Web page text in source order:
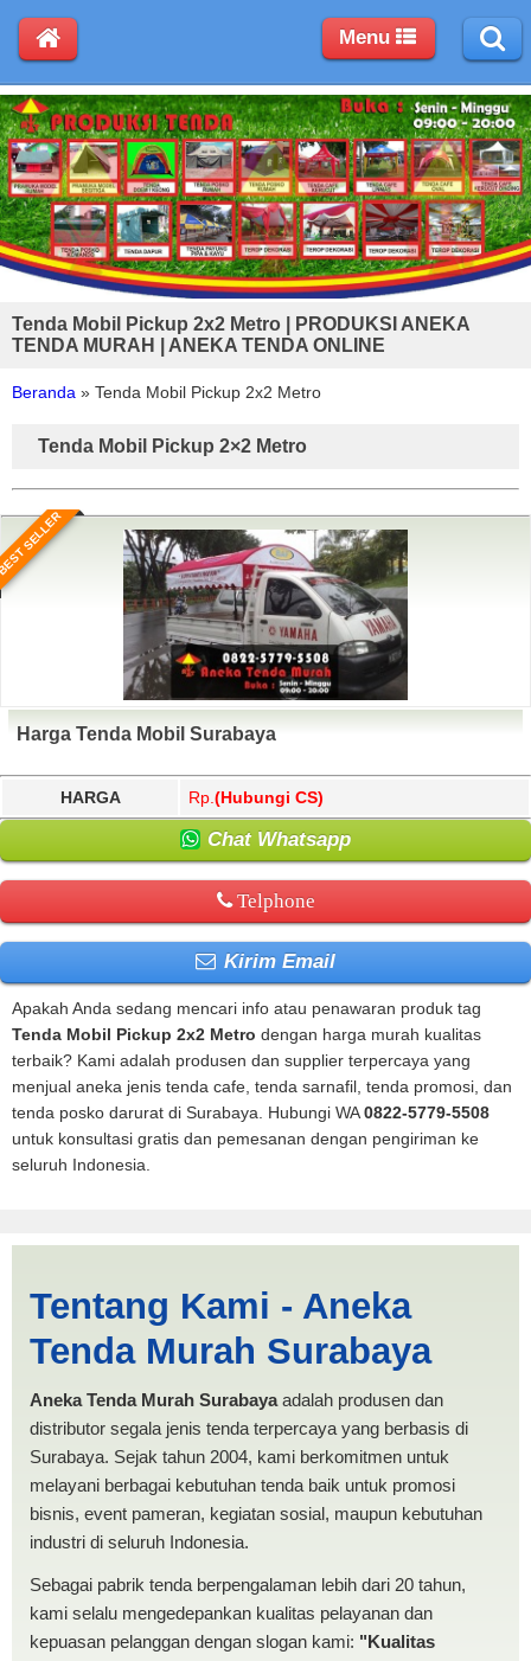
Tenda Mobil Pickup 2x2 Metro | PRODUKSI ANEKA
TENDA MURAH | ANEKA TENDA ONLINE
Beranda » Tenda Mobil Pickup 2x2 Metro
Tenda Mobil Pickup 2×2 Metro
SELLER
Harga Tenda Mobil Surabaya
HARGA Rp. (Hubungi CS)
Chat Whatsapp
Telphone
Kirim Email
Apakah Anda sedang mencari info atau penawaran produk tag
Tenda Mobil Pickup 2x2 Metro dengan harga murah kualitas
terbaik? Kami adalah produsen dan supplier terpercaya yang
menjual aneka jenis tenda cafe, tenda sarnafil, tenda promosi, dan
tenda posko darurat di Surabaya. Hubungi WA0822-5779-5508
untuk konsultasi gratis dan pemesanan dengan pengiriman ke
seluruh Indonesia.
Metro | PRODUKSI ANEKA
TENDA MURAH
Tentang Kami - Aneka
Tenda Murah Surabaya
Aneka Tenda Murah Surabayaadalah produsen dan
distributor segala jenis tenda terpercaya yang berbasis di
Surabaya. Sejak tahun 2004, kami berkomitmen untuk
melayani berbagai kebutuhan tenda baik untuk promosi
bisnis, event pameran, kegiatan sosial, maupun kebutuhan
industri di seluruh Indonesia.
Sebagai pabrik tenda berpengalaman lebih dari 20 tahun,
kami selalu mengedepankan kualitas pelayanan dan
kepuasan pelanggan dengan slogan kami: "Kualitas
Menu